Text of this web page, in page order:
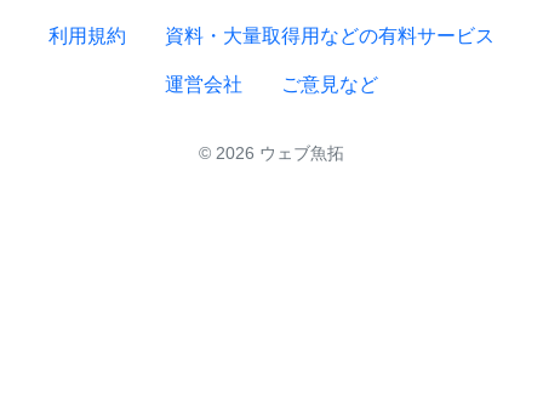
利用規約 資料・大量取得用などの有料サービス
運営会社 ご意見など
© 2026 ウェブ魚拓